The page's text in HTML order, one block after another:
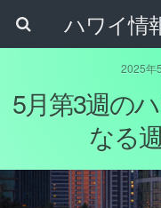
2025年
5月第3週の
なる